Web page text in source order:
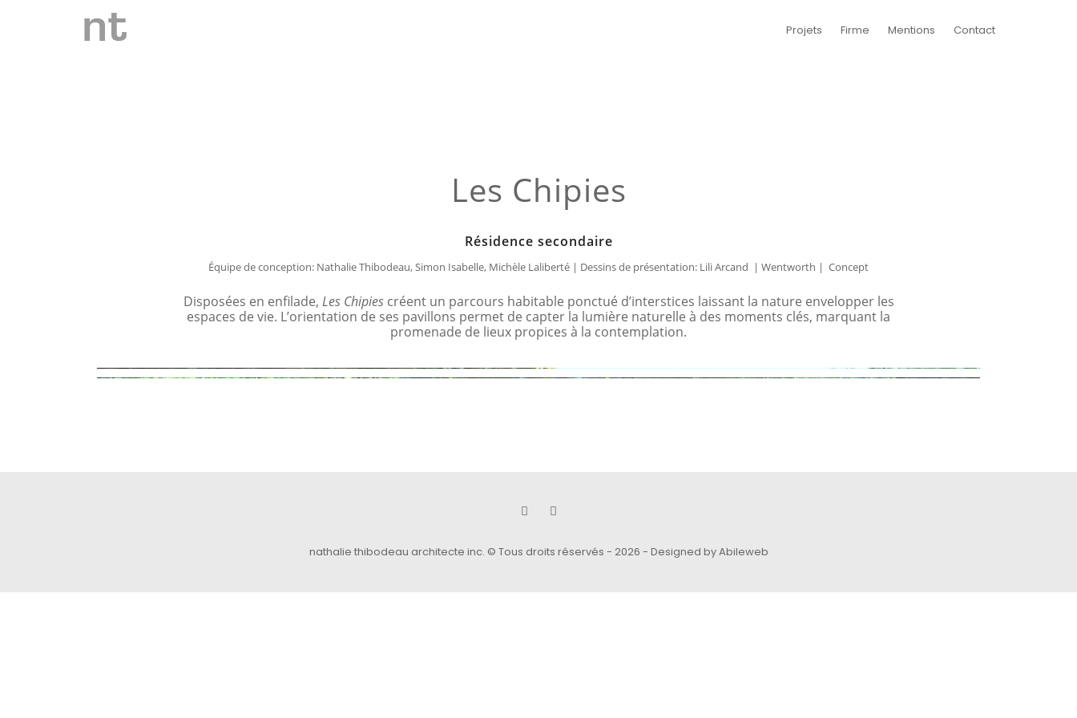
Projets Firme Mentions Contact
Les Chipies
Résidence secondaire
Équipe de conception: Nathalie Thibodeau, Simon Isabelle, Michèle Laliberté | Dessins de présentation: Lili Arcand | Wentworth | Concept
Disposées en enfilade, Les Chipiescréent un parcours habitable ponctué d’interstices laissant la nature envelopper les
espaces de vie. L’orientation de ses pavillons permet de capter la lumière naturelle à des moments clés, marquant la
promenade de lieux propices à la contemplation.
nathalie thibodeau architecte inc. © Tous droits réservés - 2026 - Designed by Abileweb